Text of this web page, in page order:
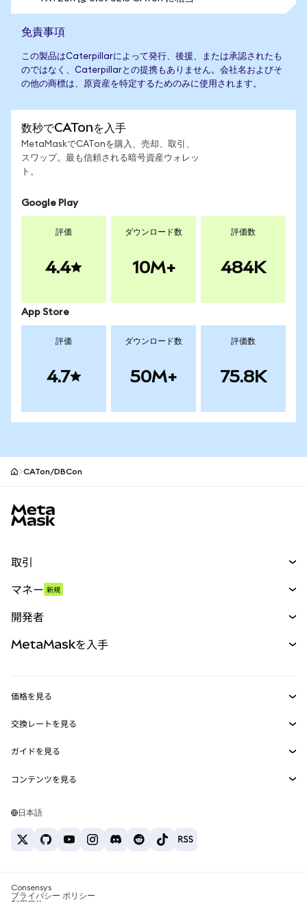
免責事項
この製品はCaterpillarによって発行、後援、または承認されたも
のではなく、Caterpillarとの提携もありません。会社名およびそ
の他の商標は、原資産を特定するためのみに使用されます。
数秒でCATonを入手
MetaMaskでCATonを購入、売却、取引、
スワップ。最も信頼される暗号資産ウォレッ
ト。
Google Play
評価
4.4
ダウンロード数
10M+
評価数
484K
App Store
評価
4.7
ダウンロード数
50M+
評価数
75.8K
CATon/DBCon
取引
パーペチュアル
RWA
マネー 新規
開発者
MetaMask Connect
Snaps
Web3サービス
MetaMaskを入手
セキュリティ
サポート
キャリア
お問い合わせ
価格を見る
イーサリアムの価格
Solanaの価格
Tetherの価格
交換レートを見る
ETH→USD
USDT→INR
BTC→INR
ETH→USDT
ガイドを見る
ETHの購入
USDTの購入
SHIBの購入
コンテンツを見る
Solanaウォレット
税制関連ニュース
日本語
Consensys
プライバシー ポリシー